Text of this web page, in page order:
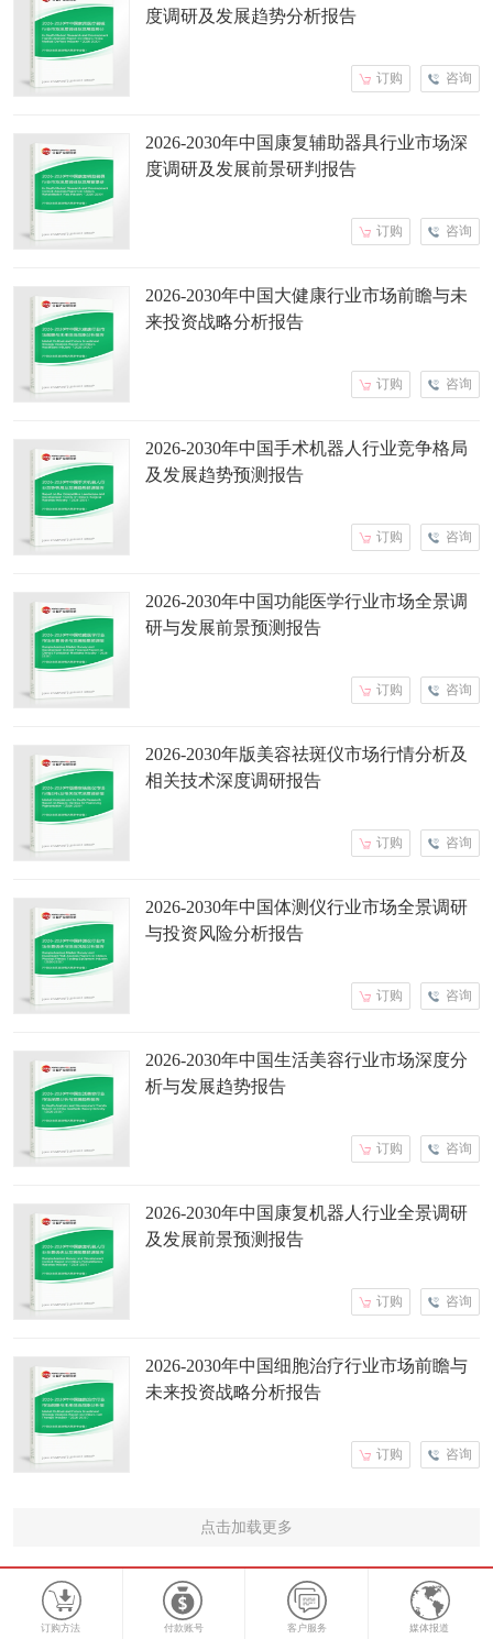
度调研及发展趋势分析报告
咨询
订购
2026-2030年中国康复辅助器具行业市场深
度调研及发展前景研判报告
咨询
订购
2026-2030年中国大健康行业市场前瞻与未
来投资战略分析报告
咨询
订购
2026-2030年中国手术机器人行业竞争格局
及发展趋势预测报告
咨询
订购
2026-2030年中国功能医学行业市场全景调
研与发展前景预测报告
咨询
订购
2026-2030年版美容祛斑仪市场行情分析及
相关技术深度调研报告
咨询
订购
2026-2030年中国体测仪行业市场全景调研
与投资风险分析报告
咨询
订购
2026-2030年中国生活美容行业市场深度分
析与发展趋势报告
咨询
订购
2026-2030年中国康复机器人行业全景调研
及发展前景预测报告
咨询
订购
2026-2030年中国细胞治疗行业市场前瞻与
未来投资战略分析报告
咨询
订购
点击加载更多
订购方法 付款账号 客户服务 媒体报道